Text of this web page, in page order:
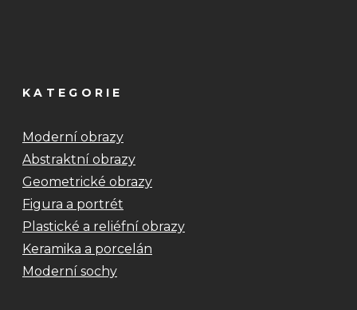
KATEGORIE
Moderní obrazy
Abstraktní obrazy
Geometrické obrazy
Figura a portrét
Plastické a reliéfní obrazy
Keramika a porcelán
Moderní sochy